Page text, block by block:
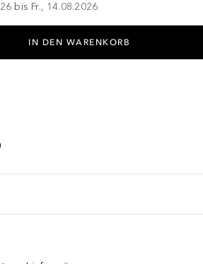
bis Fr., 14.08.2026
IN DEN WARENKORB